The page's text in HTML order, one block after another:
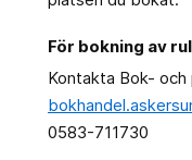
För bokning av
Kontakta Bok- och
0583-711730